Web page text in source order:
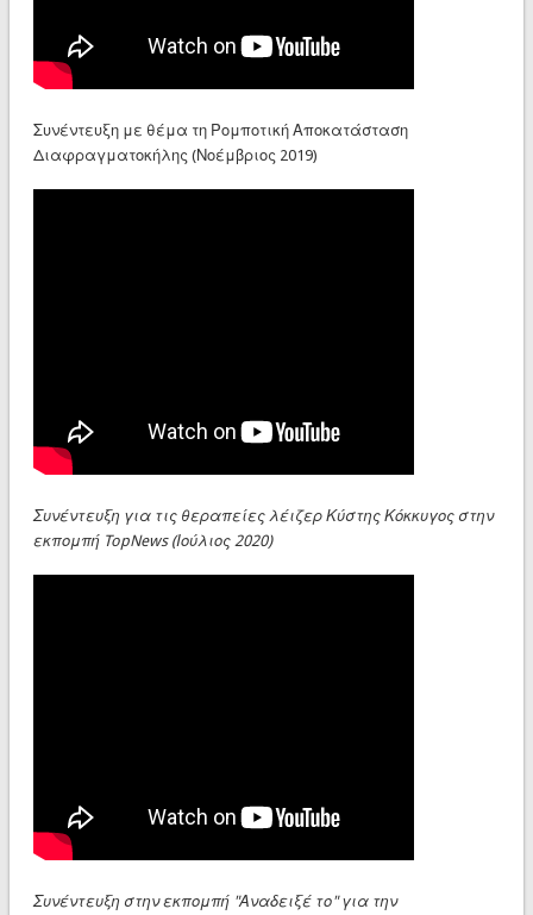
Συνέντευξη με θέμα τη Ρομποτική Αποκατάσταση
Διαφραγματοκήλης (Νοέμβριος 2019)
Συνέντευξη για τις θεραπείες λέιζερ Κύστης Κόκκυγος στην
εκπομπή TopNews (Ιούλιος 2020)
Συνέντευξη στην εκπομπή "Αναδειξέ το" για την